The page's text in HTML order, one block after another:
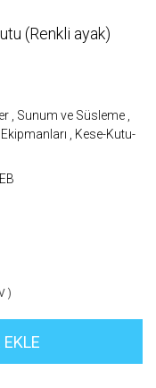
(Renkli ayak)
Sunum ve Süsleme
Kese-Kutu-
)
EKLE